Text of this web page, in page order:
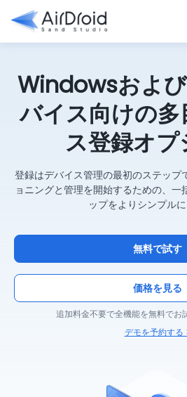
Windowsおよ
バイス向けの多
ス登録オプ
登録はデバイス管理の最初のステップ
ョニングと管理を開始するための、一
ップをよりシンプルに
無料で試す
価格を見る
追加料金不要で全機能を無料でお
デモを予約する